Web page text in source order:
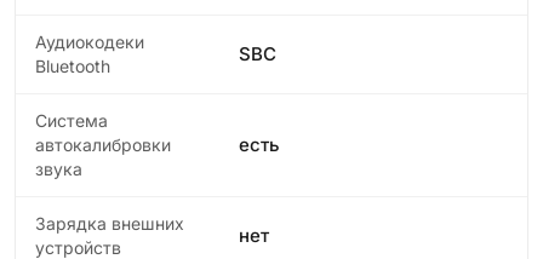
Аудиокодеки
Bluetooth
SBC
Система
автокалибровки
звука
есть
Зарядка внешних
устройств
нет